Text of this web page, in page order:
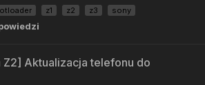
z1 z2 z3 sony
Z2] Aktualizacja telefonu do